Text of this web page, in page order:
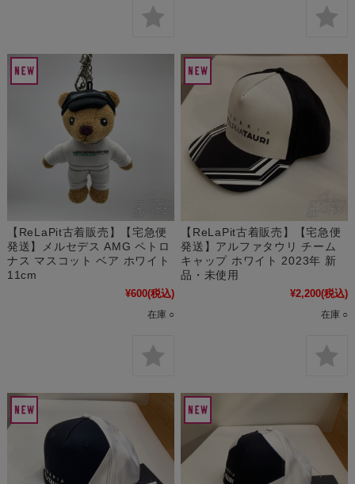
【ReLaPit古着販売】【宅急便
発送】メルセデス AMG ペトロ
ナス マスコット ベア ホワイト
11cm
¥600(税込)
在庫 ○
【ReLaPit古着販売】【宅急便
発送】アルファタウリ チーム
キャップ ホワイト 2023年 新
品・未使用
¥2,200(税込)
在庫 ○